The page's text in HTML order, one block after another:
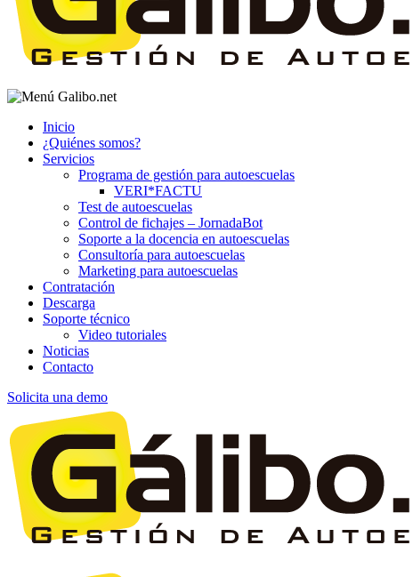
Inicio
¿Quiénes somos?
Servicios
Programa de gestión para autoescuelas
VERI*FACTU
Test de autoescuelas
Control de fichajes – JornadaBot
Soporte a la docencia en autoescuelas
Consultoría para autoescuelas
Marketing para autoescuelas
Contratación
Descarga
Soporte técnico
Video tutoriales
Noticias
Contacto
Solicita una demo